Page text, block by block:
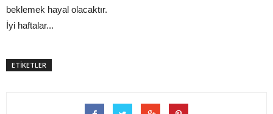
beklemek hayal olacaktır.
İyi haftalar...
ETİKETLER